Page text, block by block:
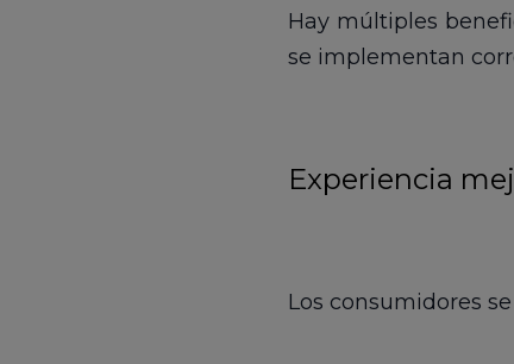
Hay múltiples
se implementan
Experiencia
Los consumidores